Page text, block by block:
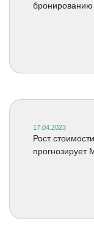
бронированию
17.04.2023
Рост
прогнозирует